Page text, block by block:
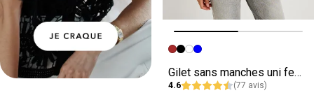
Image précédente
Image suivante
Gilet sans manches uni femme
4.6 (77 avis)